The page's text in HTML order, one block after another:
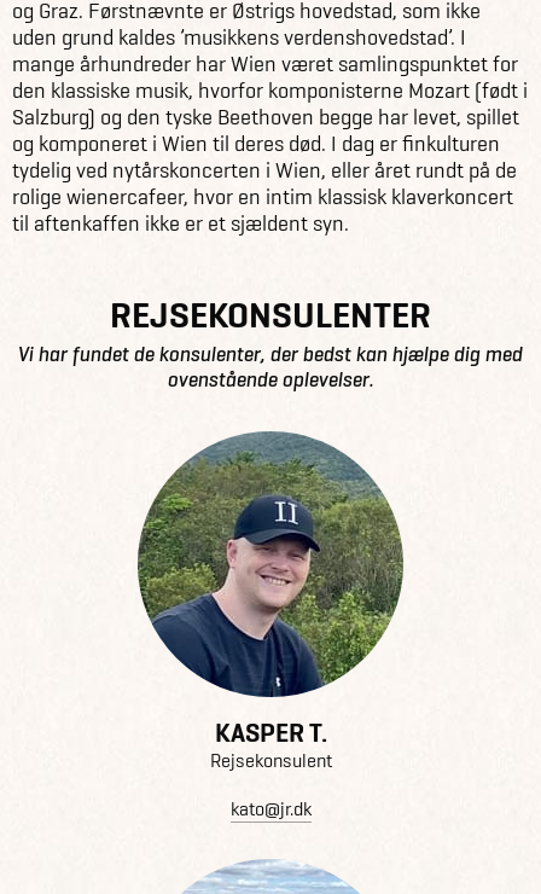
og Graz. Førstnævnte er Østrigs hovedstad, som ikke
uden grund kaldes ’musikkens verdenshovedstad’. I
mange århundreder har Wien været samlingspunktet for
den klassiske musik, hvorfor komponisterne Mozart (født i
Salzburg) og den tyske Beethoven begge har levet, spillet
og komponeret i Wien til deres død. I dag er finkulturen
tydelig ved nytårskoncerten i Wien, eller året rundt på de
rolige wienercafeer, hvor en intim klassisk klaverkoncert
til aftenkaffen ikke er et sjældent syn.
REJSEKONSULENTER
Vi har fundet de konsulenter, der bedst kan hjælpe dig med
ovenstående oplevelser.
KASPER T.
Rejsekonsulent
kato@jr.dk